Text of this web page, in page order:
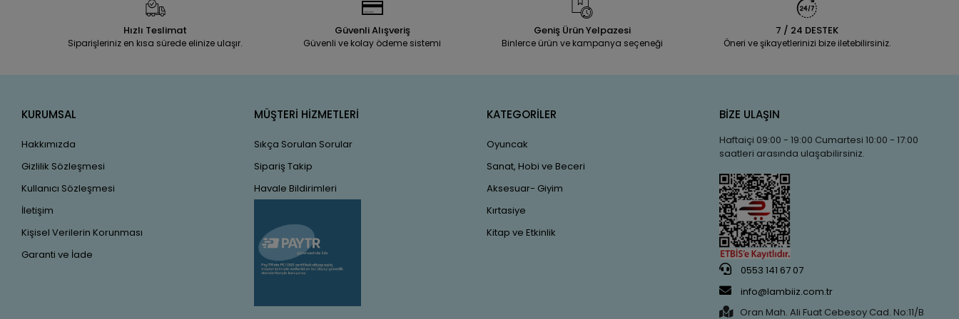
Hızlı Teslimat
Siparişleriniz en kısa sürede elinize ulaşır.
Güvenli Alışveriş
Güvenli ve kolay ödeme sistemi
Geniş Ürün Yelpazesi
Binlerce ürün ve kampanya seçeneği
7 / 24 DESTEK
Öneri ve şikayetlerinizi bize iletebilirsiniz.
KURUMSAL
Hakkımızda
Gizlilik Sözleşmesi
Kullanıcı Sözleşmesi
İletişim
Kişisel Verilerin Korunması
Garanti ve İade
MÜŞTERİ HİZMETLERİ
Sıkça Sorulan Sorular
Sipariş Takip
Havale Bildirimleri
KATEGORİLER
Oyuncak
Sanat, Hobi ve Beceri
Aksesuar- Giyim
Kırtasiye
Kitap ve Etkinlik
BİZE ULAŞIN
Haftaiçi 09:00 - 19:00 Cumartesi 10:00 - 17:00
saatleri arasında ulaşabilirsiniz.
0553 141 67 07
info@lambiiz.com.tr
Oran Mah. Ali Fuat Cebesoy Cad. No:11/B